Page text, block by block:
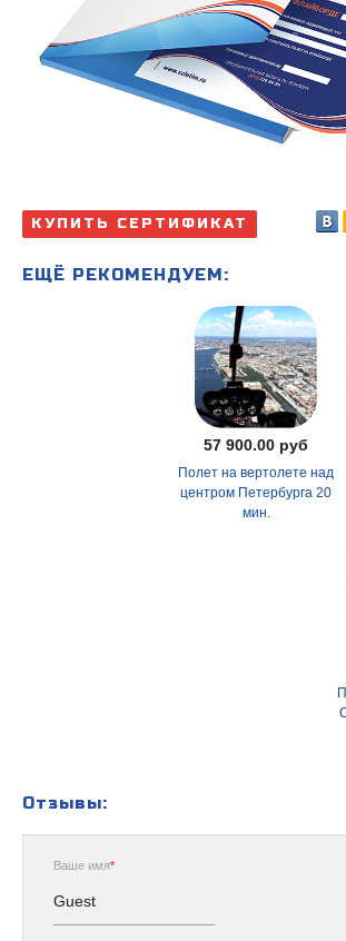
КУПИТЬ СЕРТИФИКАТ
ЕЩЁ РЕКОМЕНДУЕМ:
57 900.00 руб
Полет на вертолете над
центром Петербурга 20
мин.
Отзывы:
Ваше имя*